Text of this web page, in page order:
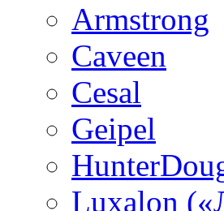
Armstrong
Caveen
Cesal
Geipel
Luxalon